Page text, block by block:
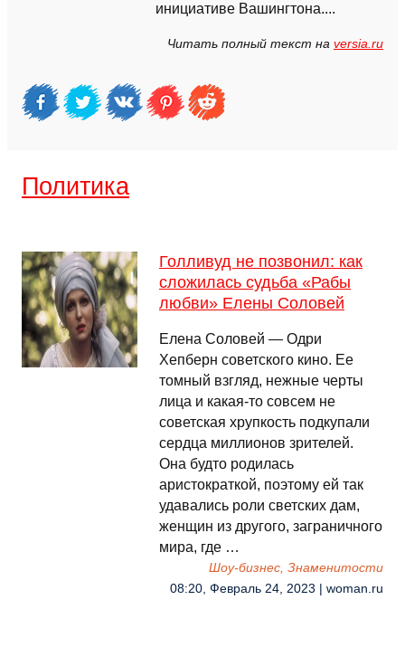
инициативе Вашингтона....
Читать полный текст на versia.ru
Политика
Голливуд не позвонил: как
сложилась судьба «Рабы
любви» Елены Соловей
Елена Соловей — Одри
Хепберн советского кино. Ее
томный взгляд, нежные черты
лица и какая-то совсем не
советская хрупкость подкупали
сердца миллионов зрителей.
Она будто родилась
аристократкой, поэтому ей так
удавались роли светских дам,
женщин из другого, заграничного
мира, где …
Шоу-бизнес, Знаменитости
08:20, Февраль 24, 2023 | woman.ru